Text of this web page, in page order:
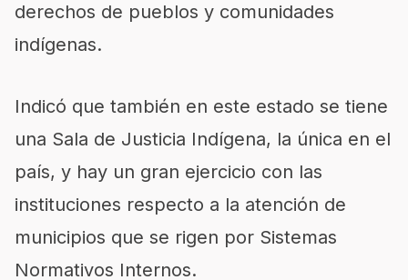
derechos de pueblos y comunidades
indígenas.
Indicó que también en este estado se tiene
una Sala de Justicia Indígena, la única en el
país, y hay un gran ejercicio con las
instituciones respecto a la atención de
municipios que se rigen por Sistemas
Normativos Internos.